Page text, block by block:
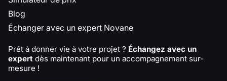
Blog
Échanger avec un expert Novane
Prêt à donner vie à votre projet ? Échangez avec un
expert dès maintenant pour un accompagnement sur-
mesure !